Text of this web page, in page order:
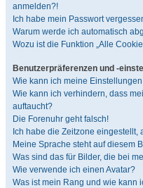
anmelden?!
Ich habe mein Passwort
Warum werde ich automatisch
Wozu ist die Funktion „Alle
Benutzerpräferenzen und -
Wie kann ich meine
Wie kann ich verhindern, dass
auftaucht?
Die Forenuhr geht falsch!
Ich habe die Zeitzone
Meine Sprache steht auf diesem
Was sind das für Bilder, die bei
Wie verwende ich einen Avatar?
Was ist mein Rang und wie kann